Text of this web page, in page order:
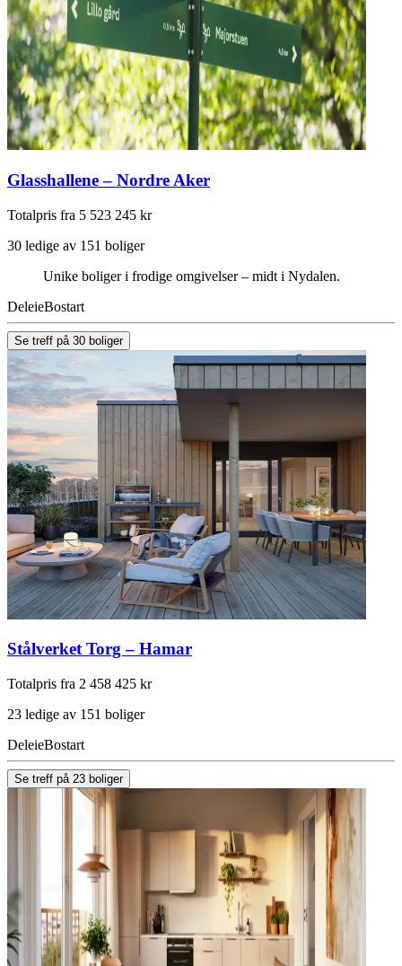
Glasshallene – Nordre Aker
Totalpris fra 5 523 245 kr
30 ledige av 151 boliger
Unike boliger i frodige omgivelser – midt i Nydalen.
DeleieBostart
Se treff på 30 boliger
Stålverket Torg – Hamar
Totalpris fra 2 458 425 kr
23 ledige av 151 boliger
DeleieBostart
Se treff på 23 boliger